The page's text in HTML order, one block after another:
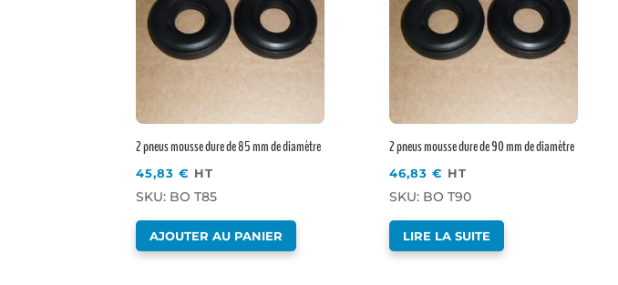
2 pneus mousse dure de 85 mm de diamètre
45,83€ HT
SKU: BO T85
AJOUTER AU PANIER
2 pneus mousse dure de 90 mm de diamètre
46,83€ HT
SKU: BO T90
LIRE LA SUITE